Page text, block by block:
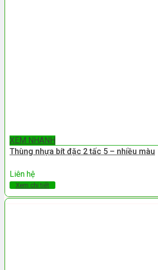
XEM NHANH
Thùng nhựa bít đặc 2 tấc 5 – nhiều màu
Liên hệ
Xem chi tiết